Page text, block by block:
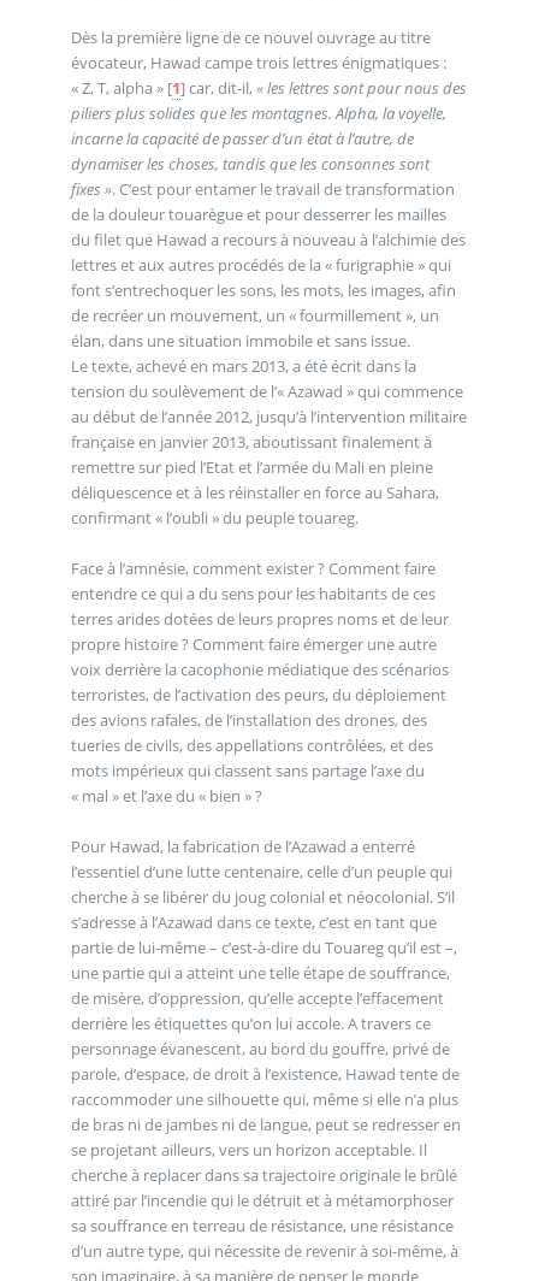
Dès la première ligne de ce nouvel ouvrage au titre
évocateur, Hawad campe trois lettres énigmatiques :
« Z, T, alpha »[1]car, dit-il, « les lettres sont pour nous des
piliers plus solides que les montagnes. Alpha, la voyelle,
incarne la capacité de passer d’un état à l’autre, de
dynamiser les choses, tandis que les consonnes sont
fixes ». C’est pour entamer le travail de transformation
de la douleur touarègue et pour desserrer les mailles
du filet que Hawad a recours à nouveau à l’alchimie des
lettres et aux autres procédés de la « furigraphie » qui
font s’entrechoquer les sons, les mots, les images, afin
de recréer un mouvement, un « fourmillement », un
élan, dans une situation immobile et sans issue.
Le texte, achevé en mars 2013, a été écrit dans la
tension du soulèvement de l’« Azawad » qui commence
au début de l’année 2012, jusqu’à l’intervention militaire
française en janvier 2013, aboutissant finalement à
remettre sur pied l’Etat et l’armée du Mali en pleine
déliquescence et à les réinstaller en force au Sahara,
confirmant « l’oubli » du peuple touareg.
Face à l’amnésie, comment exister ? Comment faire
entendre ce qui a du sens pour les habitants de ces
terres arides dotées de leurs propres noms et de leur
propre histoire ? Comment faire émerger une autre
voix derrière la cacophonie médiatique des scénarios
terroristes, de l’activation des peurs, du déploiement
des avions rafales, de l’installation des drones, des
tueries de civils, des appellations contrôlées, et des
mots impérieux qui classent sans partage l’axe du
« mal » et l’axe du « bien » ?
Pour Hawad, la fabrication de l’Azawad a enterré
l’essentiel d’une lutte centenaire, celle d’un peuple qui
cherche à se libérer du joug colonial et néocolonial. S’il
s’adresse à l’Azawad dans ce texte, c’est en tant que
partie de lui-même – c’est-à-dire du Touareg qu’il est –,
une partie qui a atteint une telle étape de souffrance,
de misère, d’oppression, qu’elle accepte l’effacement
derrière les étiquettes qu’on lui accole. A travers ce
personnage évanescent, au bord du gouffre, privé de
parole, d’espace, de droit à l’existence, Hawad tente de
raccommoder une silhouette qui, même si elle n’a plus
de bras ni de jambes ni de langue, peut se redresser en
se projetant ailleurs, vers un horizon acceptable. Il
cherche à replacer dans sa trajectoire originale le brûlé
attiré par l’incendie qui le détruit et à métamorphoser
sa souffrance en terreau de résistance, une résistance
d’un autre type, qui nécessite de revenir à soi-même, à
son imaginaire, à sa manière de penser le monde